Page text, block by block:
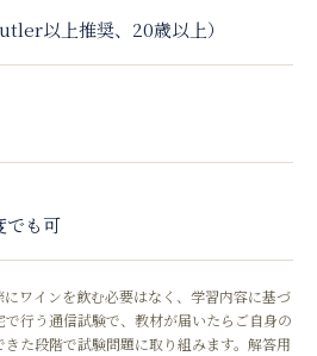
以上推奨、20歳以上）
でも可
ワインを飲む必要はなく、学習内容に基づ
行う通信試験で、教材が届いたらご自身の
た段階で試験問題に取り組みます。解答用